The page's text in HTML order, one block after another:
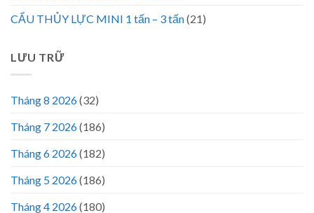
CẨU THỦY LỰC MINI 1 tấn – 3 tấn(21)
LƯU TRỮ
Tháng 8 2026(32)
Tháng 7 2026(186)
Tháng 6 2026(182)
Tháng 5 2026(186)
Tháng 4 2026(180)